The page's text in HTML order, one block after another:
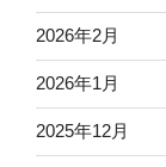
2026年2月
2026年1月
2025年12月